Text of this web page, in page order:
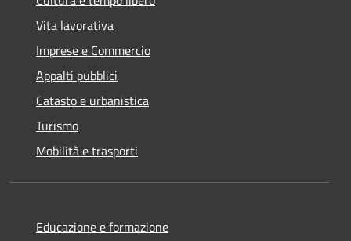
Vita lavorativa
Imprese e Commercio
Appalti pubblici
Catasto e urbanistica
Turismo
Mobilità e trasporti
Educazione e formazione